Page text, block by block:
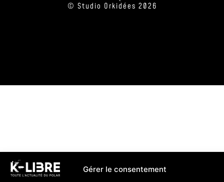
Gérer le consentement
© Studio Orkidées 2026